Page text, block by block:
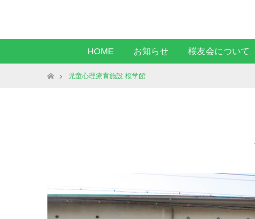
HOME お知らせ 桜友会について
ホーム児童心理療育施設 桜学館